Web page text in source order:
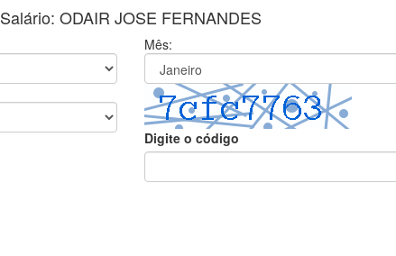
Salário: ODAIR JOSE FERNANDES
Mês:
Digite o código